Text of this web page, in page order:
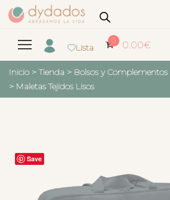
Lista
0 0.00€
Inicio > Tienda > Bolsos y Complementos
> Maletas Tejidos Lisos
Save